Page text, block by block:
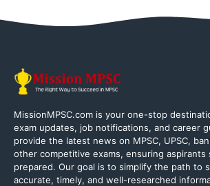
MissionMPSC.com is your one-stop
exam updates, job notifications, and career
provide the latest news on MPSC, UPSC,
other competitive exams, ensuring aspirants
prepared. Our goal is to simplify the path to
accurate, timely, and well-researched